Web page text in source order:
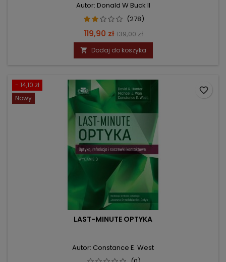
Autor: Donald W Buck II
(278)
Cena
119,90 zł Cena
podstawowa
139,00 zł
 Dodaj do koszyka
- 14,10 zł
Nowy
LAST-MINUTE OPTYKA
Autor: Constance E. West
favorite_border